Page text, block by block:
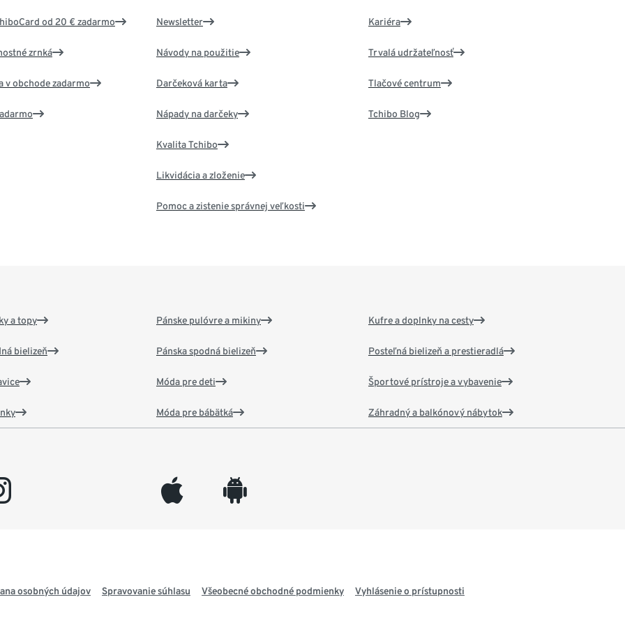
od 20 € zadarmo
zrnká
v obchode zadarmo
Newsletter
Návody na použitie
Darčeková karta
Nápady na darčeky
Kvalita Tchibo
Likvidácia a zloženie
Pomoc a zistenie správnej veľkosti
Kariéra
Trvalá udržateľnosť
Tlačové centrum
Tchibo Blog
a topy
bielizeň
Pánske pulóvre a mikiny
Pánska spodná bielizeň
Móda pre deti
Móda pre bábätká
Kufre a doplnky na cesty
Posteľná bielizeň a prestieradlá
Športové prístroje a vybavenie
Záhradný a balkónový nábytok
appleinc android
osobných údajov Spravovanie súhlasu Všeobecné obchodné podmienky Vyhlásenie o prístupnosti